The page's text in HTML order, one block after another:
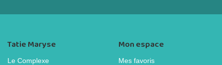
Tatie Maryse
Le Complexe
Mon espace
Mes favoris